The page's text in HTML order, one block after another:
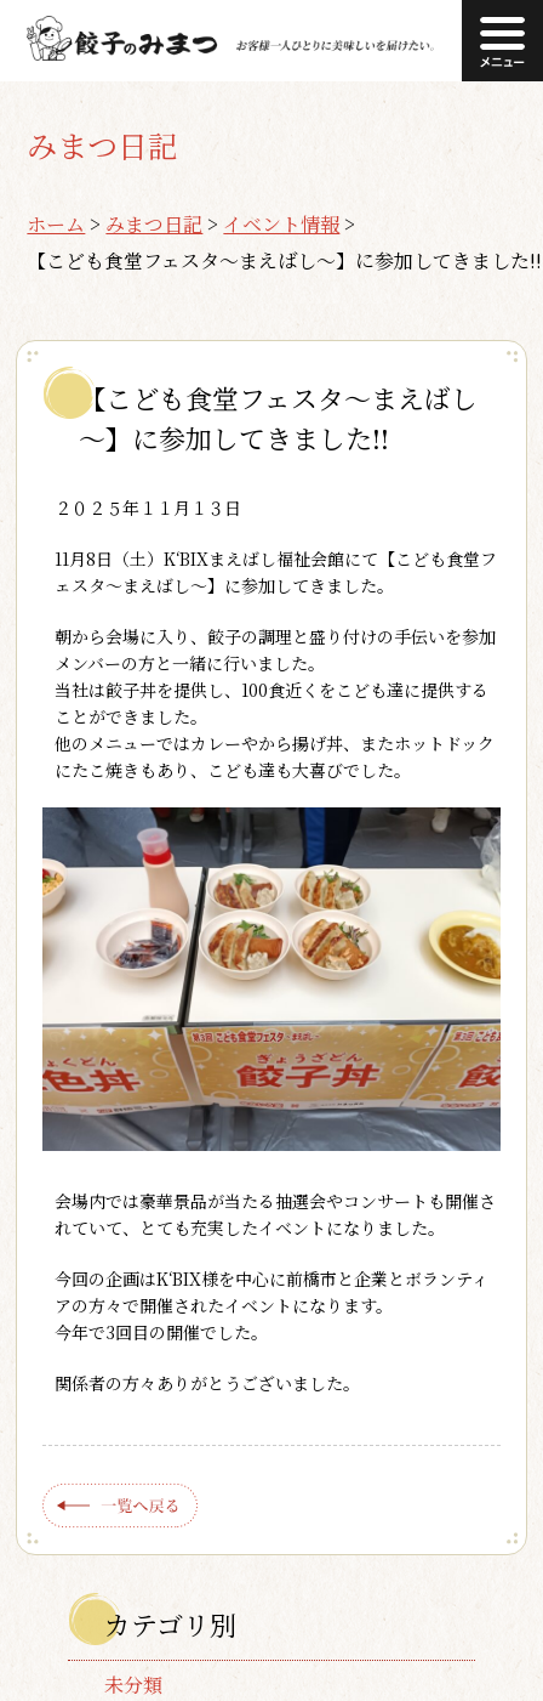
みまつ日記
ホーム > みまつ日記 > イベント情報 >
【こども食堂フェスタ～まえばし～】に参加してきました!!
【こども食堂フェスタ～まえばし
～】に参加してきました!!
２０２５年１１月１３日
11月8日（土）K‘BIXまえばし福祉会館にて【こども食堂フ
ェスタ～まえばし～】に参加してきました。
朝から会場に入り、餃子の調理と盛り付けの手伝いを参加
メンバーの方と一緒に行いました。
当社は餃子丼を提供し、100食近くをこども達に提供する
ことができました。
他のメニューではカレーやから揚げ丼、またホットドック
にたこ焼きもあり、こども達も大喜びでした。
会場内では豪華景品が当たる抽選会やコンサートも開催さ
れていて、とても充実したイベントになりました。
今回の企画はK‘BIX様を中心に前橋市と企業とボランティ
アの方々で開催されたイベントになります。
今年で3回目の開催でした。
関係者の方々ありがとうございました。
カテゴリ別
未分類